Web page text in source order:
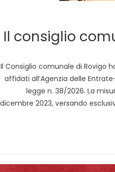
Il consiglio
Il Consiglio comunale di Rovigo
affidati all’Agenzia delle
legge n. 38/2026. La
dicembre 2023, versando